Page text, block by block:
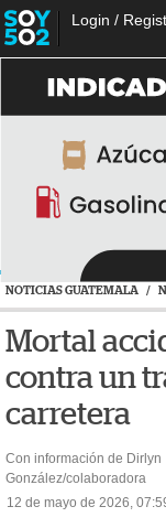
Login /
NOTICIAS GUATEMALA /
Mortal
contra un
carretera
Con información de Dirlyn
González/colaboradora
12 de mayo de 2026,